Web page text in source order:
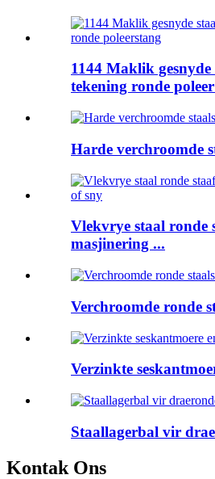
1144 Maklik gesnyde
tekening ronde
Harde verchroomde
Vlekvrye staal
masjinering ...
Verchroomde ronde
Verzinkte
Staallagerbal vir
Kontak Ons